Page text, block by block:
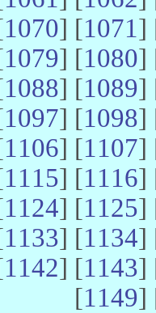
1070] [1071]
1079] [1080]
1088] [1089]
1097] [1098]
1106] [1107]
1115] [1116]
1124] [1125]
1133] [1134]
1142] [1143]
[1149]